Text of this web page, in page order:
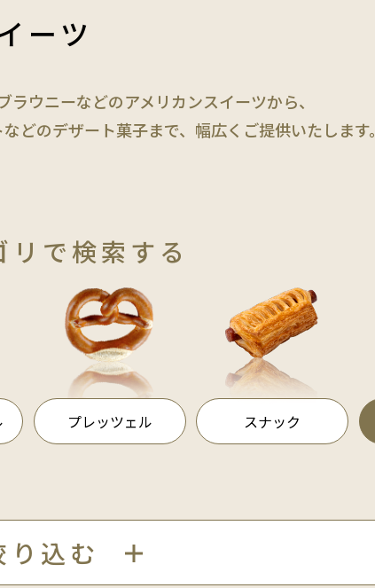
ーツ
ラウニーなどのアメリカンスイーツから、
どのデザート菓子まで、幅広くご提供いたします。
リで検索する
プレッツェル スナック
り込む